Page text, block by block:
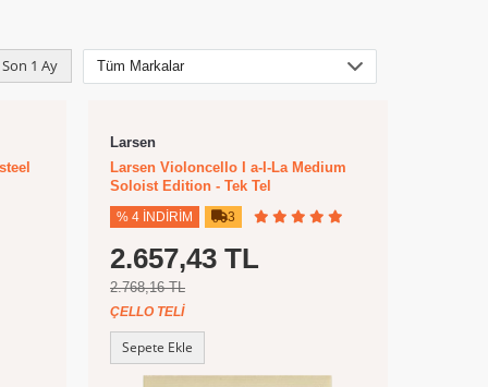
Son 1 Ay
Larsen
Larsen Violoncello I a-I-La Medium
Soloist Edition - Tek Tel
% 4 İNDIRIM 3
2.657,43 TL
2.768,16 TL
ÇELLO TELI
Sepete Ekle